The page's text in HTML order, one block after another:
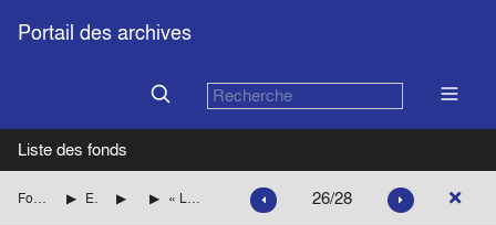
Portail des archives
Liste des fonds
Fonds Jacques-René Rabier Etudes, articles de presse par pays Pays scandinaves
« Les difficultés économiques du Danemark », Le Monde 26/28